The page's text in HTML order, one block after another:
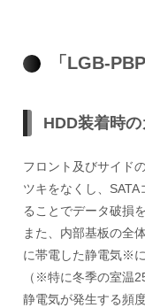
「LGB-
HDD装着時
フロント及びサイド
ツキをなくし、
ることでデータ破損
また、内部基板の全
に帯電した静電気※
（※特に冬季の室温
静電気が発生する頻